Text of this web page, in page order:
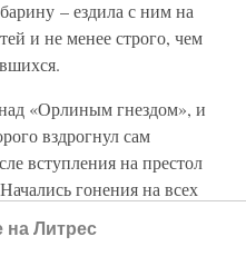
– ездила с ним на
и не менее строго, чем
«Орлиным гнездом», и
вздрогнул сам
вступления на престол
гонения на всех
баташевского магната.
на Литрес